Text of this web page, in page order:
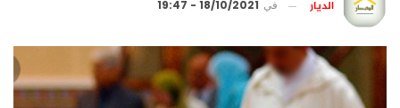
الديار في 18/10/2021 - 19:47